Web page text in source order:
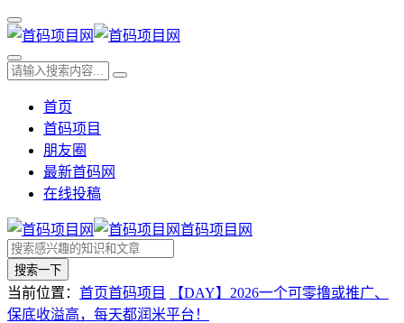
首页
首码项目
朋友圈
最新首码网
在线投稿
首码项目网
搜索一下
当前位置： 首页首码项目
【DAY】2026一个可零撸或推广、
保底收溢高，每天都润米平台！